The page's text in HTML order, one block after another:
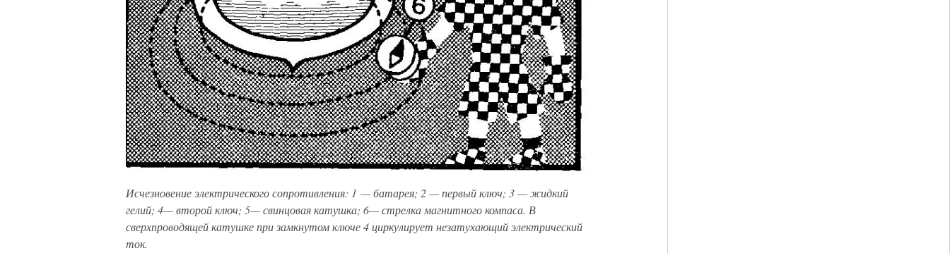
Исчезновение электрического сопротивления: 1 — батарея; 2 — первый ключ; 3 — жидкий
гелий; 4— второй ключ; 5— свинцовая катушка; 6— стрелка магнитного компаса. В
сверхпроводящей катушке при замкнутом ключе 4 циркулирует незатухающий электрический
ток.